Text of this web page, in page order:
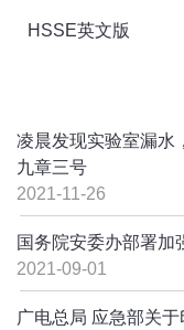
HSSE英文版
凌晨发现实验室漏水
九章三号
2021-11-26
国务院安委办部署加
2021-09-01
广电总局 应急部关